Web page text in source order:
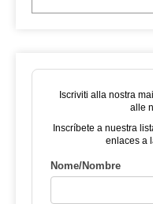
Iscriviti alla nostra
alle
Inscríbete a nuestra
enlaces a
Nome/Nombre